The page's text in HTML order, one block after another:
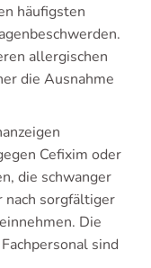
häufigsten
allergischen
die Ausnahme
Cefixim oder
die schwanger
nach sorgfältiger
Die
sind